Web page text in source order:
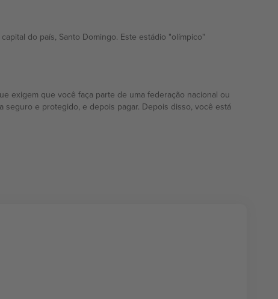
do país, Santo Domingo. Este estádio "olímpico"
exigem que você faça parte de uma federação nacional ou
e protegido, e depois pagar. Depois disso, você está